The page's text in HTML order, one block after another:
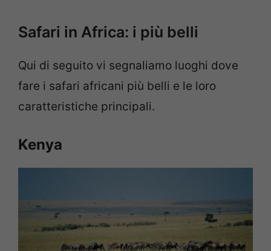
Safari in Africa: i più belli
Qui di seguito vi segnaliamo luoghi dove
fare i safari africani più belli e le loro
caratteristiche principali.
Kenya